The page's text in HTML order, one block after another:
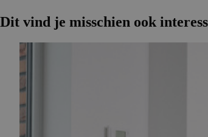
Dit vind je misschien ook